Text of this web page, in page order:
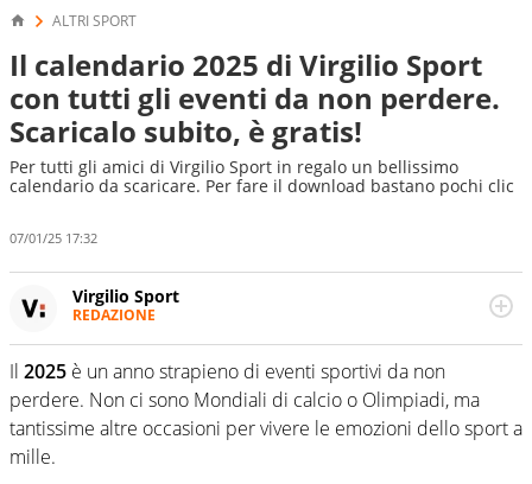
ALTRI SPORT
Il calendario 2025 di Virgilio Sport
con tutti gli eventi da non perdere.
Scaricalo subito, è gratis!
Per tutti gli amici di Virgilio Sport in regalo un bellissimo
calendario da scaricare. Per fare il download bastano pochi clic
07/01/25 17:32
Virgilio Sport
REDAZIONE
appassionato su tutto il mondo dello sport. Calcio,
calciomercato, F1, Motomondiale ma anche tennis,
volley, basket: su Virgilio Sport i tifosi e gli appassionati
sanno che troveranno sempre copertura completa e
zero faziosità. La squadra di Virgilio Sport è formata da
Il 2025 è un anno strapieno di eventi sportivi da non
perdere. Non ci sono Mondiali di calcio o Olimpiadi, ma
tantissime altre occasioni per vivere le emozioni dello sport a
mille.